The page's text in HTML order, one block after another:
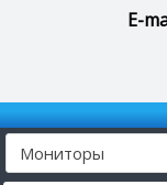
E-
Мониторы